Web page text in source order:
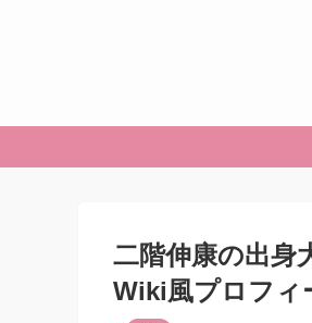
二階伸康の出身
Wiki風プロフィ